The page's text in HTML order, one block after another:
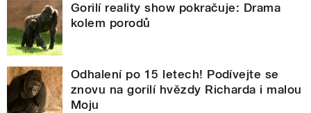
Gorilí reality show pokračuje: Drama
kolem porodů
Odhalení po 15 letech! Podívejte se
znovu na gorilí hvězdy Richarda i malou
Moju